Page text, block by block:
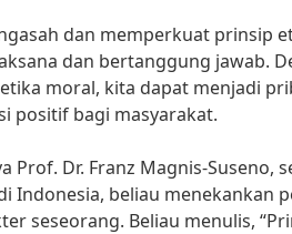
dan memperkuat prinsip
dan bertanggung jawab.
moral, kita dapat menjadi
positif bagi masyarakat.
Prof. Dr. Franz Magnis-Suseno,
Indonesia, beliau menekankan
seseorang. Beliau menulis,